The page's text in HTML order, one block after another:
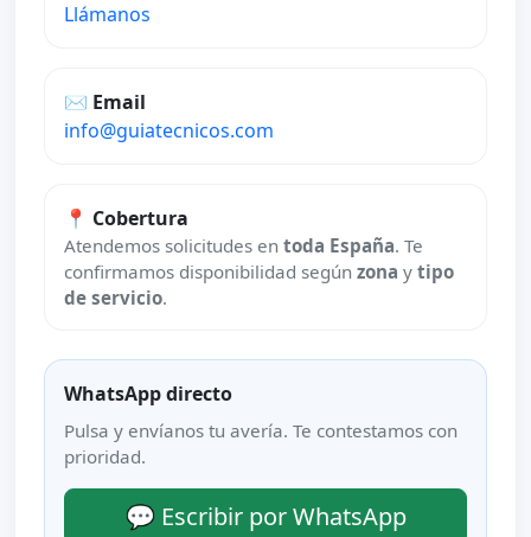
Llámanos
✉️ Email
info@guiatecnicos.com
📍 Cobertura
Atendemos solicitudes en toda España. Te
confirmamos disponibilidad según zona y tipo
de servicio.
WhatsApp directo
Pulsa y envíanos tu avería. Te contestamos con
prioridad.
💬 Escribir por WhatsApp